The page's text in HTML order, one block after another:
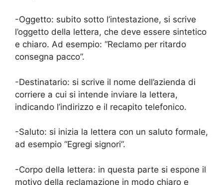
-Oggetto: subito sotto l’intestazione, si scrive
l’oggetto della lettera, che deve essere sintetico
e chiaro. Ad esempio: “Reclamo per ritardo
consegna pacco”.
-Destinatario: si scrive il nome dell’azienda di
corriere a cui si intende inviare la lettera,
indicando l’indirizzo e il recapito telefonico.
-Saluto: si inizia la lettera con un saluto formale,
ad esempio “Egregi signori”.
-Corpo della lettera: in questa parte si espone il
motivo della reclamazione in modo chiaro e